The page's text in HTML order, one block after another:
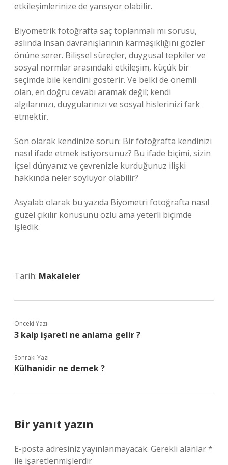
etkileşimlerinize de yansıyor olabilir.
Biyometrik fotoğrafta saç toplanmalı mı sorusu,
aslında insan davranışlarının karmaşıklığını gözler
önüne serer. Bilişsel süreçler, duygusal tepkiler ve
sosyal normlar arasındaki etkileşim, küçük bir
seçimde bile kendini gösterir. Ve belki de önemli
olan, en doğru cevabı aramak değil; kendi
algılarınızı, duygularınızı ve sosyal hislerinizi fark
etmektir.
Son olarak kendinize sorun: Bir fotoğrafta kendinizi
nasıl ifade etmek istiyorsunuz? Bu ifade biçimi, sizin
içsel dünyanız ve çevrenizle kurduğunuz ilişki
hakkında neler söylüyor olabilir?
Asyalab olarak bu yazıda Biyometri fotoğrafta nasıl
güzel çıkılır konusunu özlü ama yeterli biçimde
işledik.
Tarih: Makaleler
Önceki Yazı
3 kalp işareti ne anlama gelir ?
Sonraki Yazı
Külhanidir ne demek ?
Bir yanıt yazın
E-posta adresiniz yayınlanmayacak. Gerekli alanlar*
ile işaretlenmişlerdir